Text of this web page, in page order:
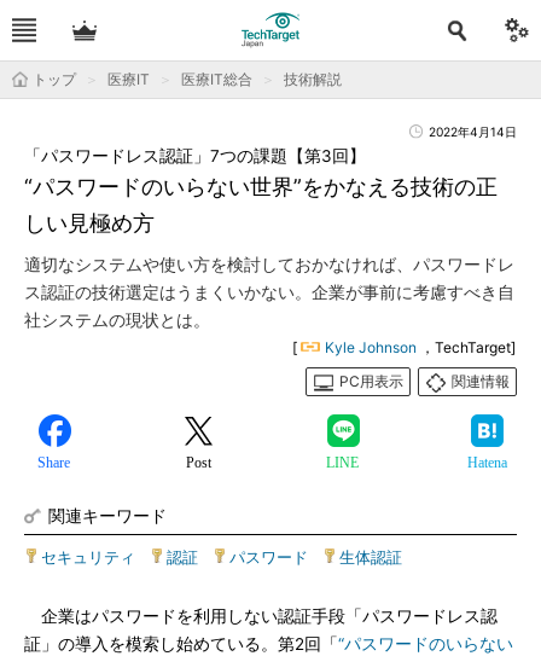
トップ 医療IT 医療IT総合 技術解説
2022年4月14日
“パスワードのいらない世界”をかなえる技術の正
しい見極め方
「パスワードレス認証」7つの課題【第3回】
適切なシステムや使い方を検討しておかなければ、パスワードレ
ス認証の技術選定はうまくいかない。企業が事前に考慮すべき自
社システムの現状とは。
[ Kyle Johnson ，TechTarget]
PC用表示
関連情報
Share Post LINE Hatena
関連キーワード
セキュリティ 認証 パスワード 生体認証
企業はパスワードを利用しない認証手段「パスワードレス認
証」の導入を模索し始めている。第2回「“パスワードのいらない